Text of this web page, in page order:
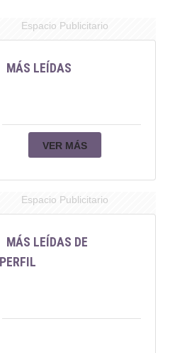
Espacio Publicitario
MÁS LEÍDAS
VER MÁS
Espacio Publicitario
MÁS LEÍDAS DE
PERFIL